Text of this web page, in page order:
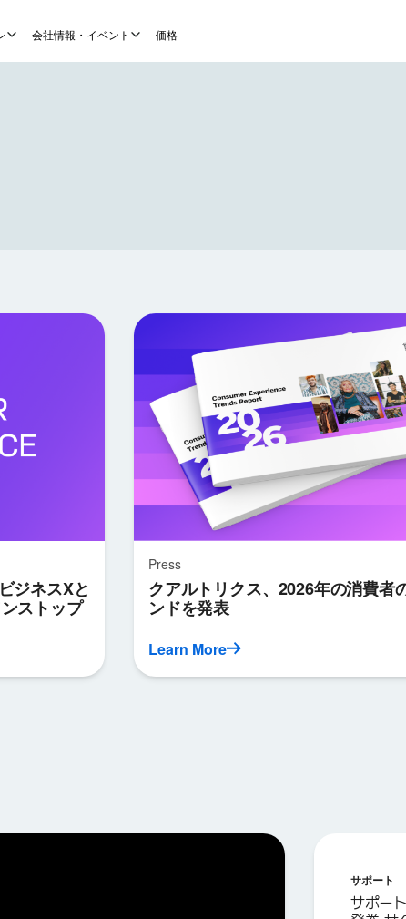
会社情報・イベント 価格
ジネスXと
ストップ
Press
クアルトリクス、2026年の消費者
ンドを発表
Learn More
サポート
サポー